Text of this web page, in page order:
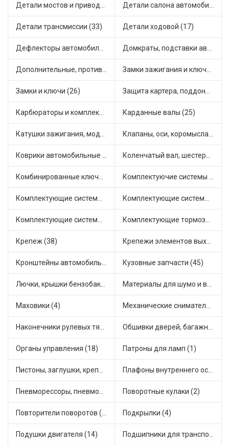
Детали мостов и привода трансмиссии (58) Детали салона автомобиля (32)
Детали трансмиссии (33) Детали ходовой (17)
Дефлекторы автомобильные (1) Домкраты, подставки автомобильные (1)
Дополнительные, противотуманные фары (2) Замки зажигания и ключи (11)
Замки и ключи (26) Защита картера, поддона, КПП (2)
Карбюраторы и комплектующие (15) Карданные валы (25)
Катушки зажигания, модули зажигания (3) Клапаны, оси, коромысла (14)
Коврики автомобильные (5) Коленчатый вал, шестерни коленчатого вала (7)
Комбинированные ключи (3) Комплектуючие системы стеклоочистителя (7)
Комплектующие системы выпуска отработавших газов (9) Комплектующие системы отопления (22)
Комплектующие системы питания (9) Комплектующие тормозной системы (19)
Крепеж (38) Крепежи элементов выхлопной системы (5)
Кронштейны автомобильные (4) Кузовные запчасти (45)
Лючки, крышки бензобака (6) Материалы для шумо и виброизоляции (1)
Маховики (4) Механические сниматели (1)
Наконечники рулевых тяг (30) Обшивки дверей, багажника, потолков, накладки салона (17)
Органы управления (18) Патроны для ламп (1)
Пистоны, заглушки, крепежные элементы (3) Плафоны внутреннего освещения (1)
Пневморессоры, пневмоподушки (1) Поворотные кулаки (2)
Повторители поворотов (2) Подкрылки (4)
Подушки двигателя (14) Подшипники для транспорта (43)